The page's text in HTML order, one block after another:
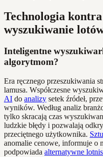
Technologia
wyszukiwanie
Inteligentne
algorytmom?
Era ręcznego przeszukiwania
lamusa. Współczesne
AI do analizy setek źródeł,
wyników. Według analiz
tylko skracają czas
ludzkie błędy i pozwalają
przeciętnego użytkownika.
anomalie cenowe, informuje o
podpowiada alternatywne